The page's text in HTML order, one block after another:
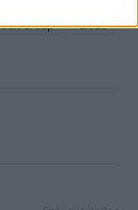
Group
Γαλλία